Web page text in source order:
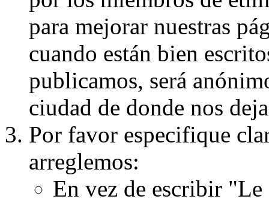
para mejorar nuestras
cuando están bien
publicamos, será
ciudad de donde nos
Por favor especifique
arreglemos:
En vez de escribir